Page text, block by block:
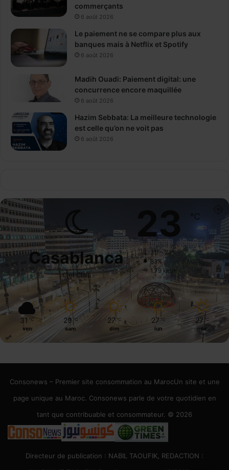
commerçants
6 août 2026
Le paiement ne se compare plus aux
banques mais à Netflix et Spotify
6 août 2026
Madih Ouadi: Paiement digital: une
concurrence encore maquillée
6 août 2026
Hazim Sebbata: La meilleure technologie
est celle qu’on ne voit pas
6 août 2026
Casablanca
Ciel Clair
23 ℃
31º - 23º
83%
1.79 km/h
31 ℃
ven
29 ℃
sam
27 ℃
dim
27 ℃
lun
27 ℃
mar
Consonews – Premier site consommation au MarocUn site et une
page unique au Maroc. Consonews parle de votre quotidien en
tant que contribuable et consommateur. © 2026
Directeur de publication : NABIL TAOUFIK, REDACTION :